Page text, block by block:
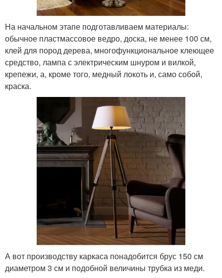
На начальном этапе подготавливаем материалы:
обычное пластмассовое ведро, доска, не менее 100 см,
клей для пород дерева, многофункциональное клеющее
средство, лампа с электрическим шнуром и вилкой,
крепежи, а, кроме того, медный локоть и, само собой,
краска.
А вот производству каркаса понадобится брус 150 см
диаметром 3 см и подобной величины трубка из меди.